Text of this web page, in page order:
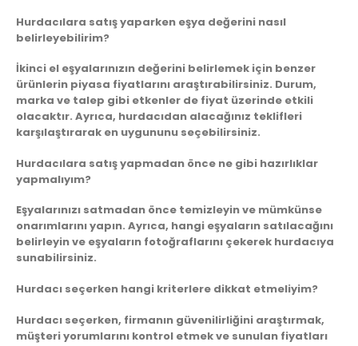
Hurdacılara satış yaparken eşya değerini nasıl
belirleyebilirim?
İkinci el eşyalarınızın değerini belirlemek için benzer
ürünlerin piyasa fiyatlarını araştırabilirsiniz. Durum,
marka ve talep gibi etkenler de fiyat üzerinde etkili
olacaktır. Ayrıca, hurdacıdan alacağınız teklifleri
karşılaştırarak en uygununu seçebilirsiniz.
Hurdacılara satış yapmadan önce ne gibi hazırlıklar
yapmalıyım?
Eşyalarınızı satmadan önce temizleyin ve mümkünse
onarımlarını yapın. Ayrıca, hangi eşyaların satılacağını
belirleyin ve eşyaların fotoğraflarını çekerek hurdacıya
sunabilirsiniz.
Hurdacı seçerken hangi kriterlere dikkat etmeliyim?
Hurdacı seçerken, firmanın güvenilirliğini araştırmak,
müşteri yorumlarını kontrol etmek ve sunulan fiyatları